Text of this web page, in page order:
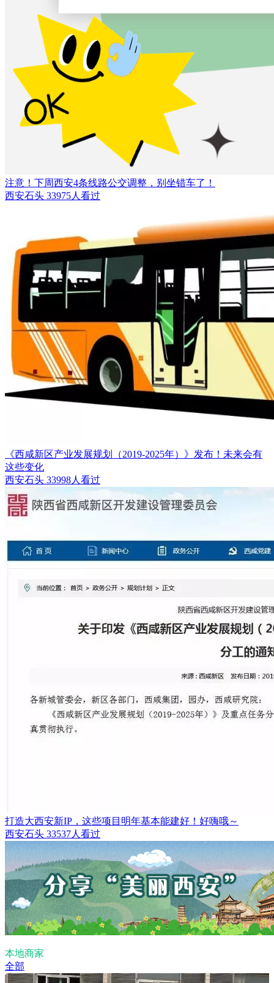
注意！下周西安4条线路公交调整，别坐错车了！
西安石头 33975人看过
《西咸新区产业发展规划（2019-2025年）》发布！未来会有
这些变化
西安石头 33998人看过
打造大西安新IP，这些项目明年基本能建好！好嗨哦～
西安石头 33537人看过
本地商家
全部